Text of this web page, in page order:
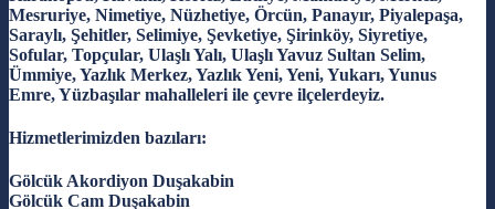
Mesruriye, Nimetiye, Nüzhetiye, Örcün, Panayır, Piyalepaşa,
Saraylı, Şehitler, Selimiye, Şevketiye, Şirinköy, Siyretiye,
Sofular, Topçular, Ulaşlı Yalı, Ulaşlı Yavuz Sultan Selim,
Ümmiye, Yazlık Merkez, Yazlık Yeni, Yeni, Yukarı, Yunus
Emre, Yüzbaşılar mahalleleri ile çevre ilçelerdeyiz.
Hizmetlerimizden bazıları:
Gölcük Akordiyon Duşakabin
Gölcük Cam Duşakabin